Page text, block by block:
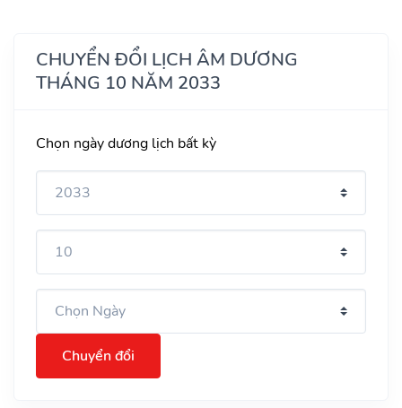
CHUYỂN ĐỔI LỊCH ÂM DƯƠNG
THÁNG 10 NĂM 2033
Chọn ngày dương lịch bất kỳ
Chuyển đổi